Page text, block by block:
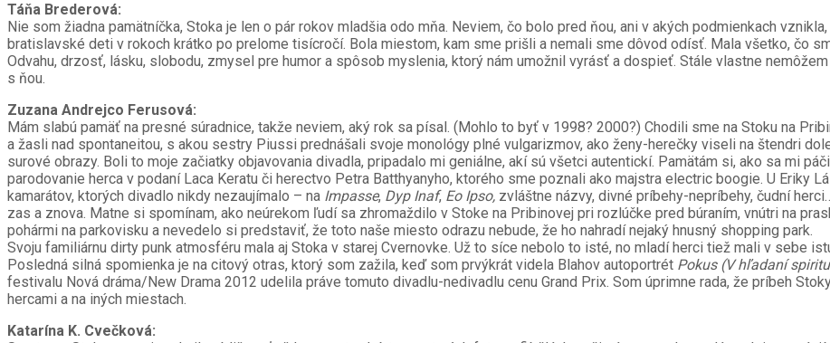
Táňa Brederová:
Nie som žiadna pamätníčka, Stoka je len o pár rokov mladšia odo mňa. Neviem, čo bolo pred ňou, ani v akých podmienkach
bratislavské deti v rokoch krátko po prelome tisícročí. Bola miestom, kam sme prišli a nemali sme dôvod odísť. Mala všetko, čo
Odvahu, drzosť, lásku, slobodu, zmysel pre humor a spôsob myslenia, ktorý nám umožnil vyrásť a dospieť. Stále vlastne
s ňou.
Zuzana Andrejco Ferusová:
Mám slabú pamäť na presné súradnice, takže neviem, aký rok sa písal. (Mohlo to byť v 1998? 2000?) Chodili sme na Stoku na
a žasli nad spontaneitou, s akou sestry Piussi prednášali svoje monológy plné vulgarizmov, ako ženy-herečky viseli na štendri
surové obrazy. Boli to moje začiatky objavovania divadla, pripadalo mi geniálne, akí sú všetci autentickí. Pamätám si, ako sa mi
parodovanie herca v podaní Laca Keratu či herectvo Petra Batthyanyho, ktorého sme poznali ako majstra electric boogie. U Eriky
kamarátov, ktorých divadlo nikdy nezaujímalo – na Impasse, Dyp Inaf, Eo Ipso, zvláštne názvy, divné príbehy-nepríbehy, čudní
zas a znova. Matne si spomínam, ako neúrekom ľudí sa zhromaždilo v Stoke na Pribinovej pri rozlúčke pred búraním, vnútri na
pohármi na parkovisku a nevedelo si predstaviť, že toto naše miesto odrazu nebude, že ho nahradí nejaký hnusný shopping park.
Svoju familiárnu dirty punk atmosféru mala aj Stoka v starej Cvernovke. Už to síce nebolo to isté, no mladí herci tiež mali v sebe
Posledná silná spomienka je na citový otras, ktorý som zažila, keď som prvýkrát videla Blahov autoportrét Pokus (V hľadaní
festivalu Nová dráma/New Drama 2012 udelila práve tomuto divadlu-nedivadlu cenu Grand Prix. Som úprimne rada, že príbeh
hercami a na iných miestach.
Katarína K. Cvečková: